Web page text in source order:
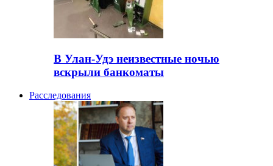
В Улан-Удэ неизвестные ночью
вскрыли банкоматы
Расследования